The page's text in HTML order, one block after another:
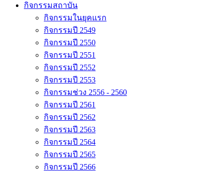
กิจกรรมสถาบัน
กิจกรรมในยุคแรก
กิจกรรมปี 2549
กิจกรรมปี 2550
กิจกรรมปี 2551
กิจกรรมปี 2552
กิจกรรมปี 2553
กิจกรรมช่วง 2556 - 2560
กิจกรรมปี 2561
กิจกรรมปี 2562
กิจกรรมปี 2563
กิจกรรมปี 2564
กิจกรรมปี 2565
กิจกรรมปี 2566